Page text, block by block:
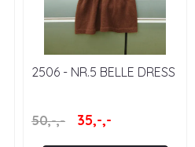
2506 - NR.5 BELLE DRESS
50,-,-
35,-,-